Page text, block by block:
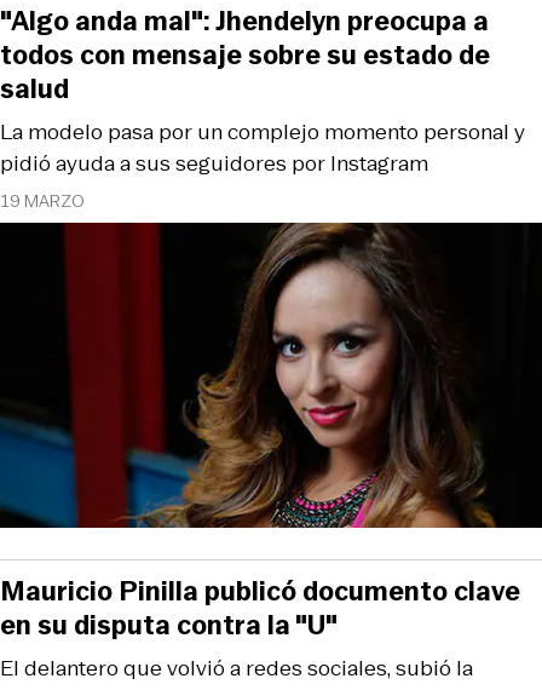
19 MARZO
La modelo pasa por un complejo momento personal y
pidió ayuda a sus seguidores por Instagram
"Algo anda mal": Jhendelyn preocupa a
todos con mensaje sobre su estado de
salud
El delantero que volvió a redes sociales, subió la
Mauricio Pinilla publicó documento clave
en su disputa contra la "U"